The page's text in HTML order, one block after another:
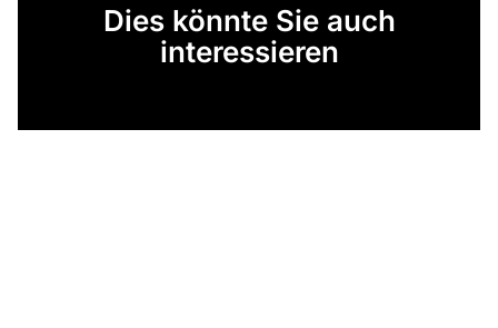
Dies könnte Sie auch
interessieren